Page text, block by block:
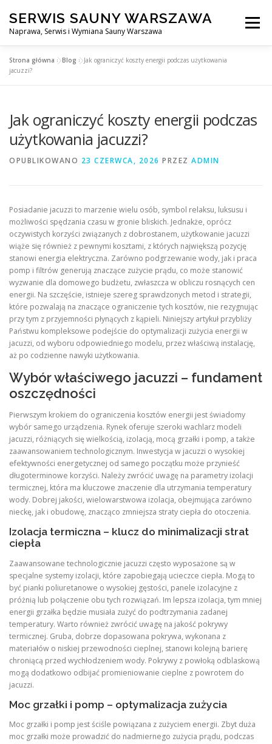
treści
SERWIS SAUNY WARSZAWA
Naprawa, Serwis i Wymiana Sauny Warszawa
Menu
SERWIS DO SAUNY WARSZAWA
Strona główna »Blog »Jak ograniczyć koszty energii podczas użytkowania
jacuzzi?
Jak ograniczyć koszty energii podczas
użytkowania jacuzzi?
OPUBLIKOWANO 23 CZERWCA, 2026 PRZEZ ADMIN
Posiadanie jacuzzi to marzenie wielu osób, symbol relaksu, luksusu i
możliwości spędzania czasu w gronie bliskich. Jednakże, oprócz
oczywistych korzyści związanych z dobrostanem, użytkowanie jacuzzi
wiąże się również z pewnymi kosztami, z których największą pozycję
stanowi energia elektryczna. Zarówno podgrzewanie wody, jak i praca
pomp i filtrów generują znaczące zużycie prądu, co może stanowić
wyzwanie dla domowego budżetu, zwłaszcza w obliczu rosnących cen
energii. Na szczęście, istnieje szereg sprawdzonych metod i strategii,
które pozwalają na znaczące ograniczenie tych kosztów, nie rezygnując
przy tym z przyjemności płynących z kąpieli. Niniejszy artykuł przybliży
Państwu kompleksowe podejście do optymalizacji zużycia energii w
jacuzzi, od wyboru odpowiedniego modelu, przez właściwą instalację,
aż po codzienne nawyki użytkowania.
Wybór właściwego jacuzzi – fundament
oszczędności
Pierwszym krokiem do ograniczenia kosztów energii jest świadomy
wybór samego urządzenia. Rynek oferuje szeroki wachlarz modeli
jacuzzi, różniących się wielkością, izolacją, mocą grzałki i pomp, a także
zaawansowaniem technologicznym. Inwestycja w jacuzzi o wysokiej
efektywności energetycznej od samego początku może przynieść
długoterminowe korzyści. Należy zwrócić uwagę na parametry izolacji
termicznej, która ma kluczowe znaczenie dla utrzymania temperatury
wody. Dobrej jakości, wielowarstwowa izolacja, obejmująca zarówno
nieckę, jak i obudowę, znacząco zmniejsza straty ciepła do otoczenia.
Izolacja termiczna – klucz do minimalizacji strat
ciepła
Zaawansowane technologicznie jacuzzi często wyposażone są w
specjalne systemy izolacji, które zapobiegają ucieczce ciepła. Mogą to
być pianki poliuretanowe o wysokiej gęstości, panele izolacyjne z
próżnią lub połączenie obu tych rozwiązań. Im lepsza izolacja, tym mniej
energii grzałka będzie musiała zużyć do podtrzymania zadanej
temperatury. Warto również zwrócić uwagę na jakość pokrywy
termicznej. Gruba, dobrze dopasowana pokrywa, wykonana z
materiałów o niskiej przewodności cieplnej, stanowi kolejną barierę
chroniącą przed wychłodzeniem wody. Pokrywy z powłoką odblaskową
mogą dodatkowo odbijać promieniowanie cieplne z powrotem do
jacuzzi.
Moc grzałki i pomp – optymalizacja zużycia
Moc grzałki i pomp jest ściśle powiązana z zużyciem energii. Zbyt duża
moc grzałki może prowadzić do nadmiernego zużycia prądu, podczas